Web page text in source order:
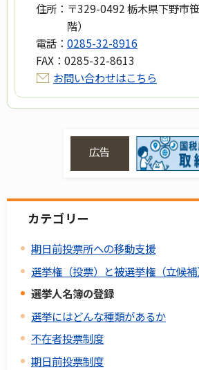
住所： 〒329-0492 栃木県下野市
階）
電話： 0285-32-8916
FAX： 0285-32-8613
お問い合わせはこちら
広告
カテゴリー
期日前投票所への移動支援
選挙権（投票）と被選挙権（立候補
選挙人名簿の登録
選挙にはどんな種類があるか
不在者投票制度
期日前投票制度